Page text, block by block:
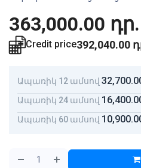
363,000.00 դր.
Credit price392,040.00
Ապառիկ 12 ամսով
Ապառիկ 24 ամսով
Ապառիկ 60 ամսով